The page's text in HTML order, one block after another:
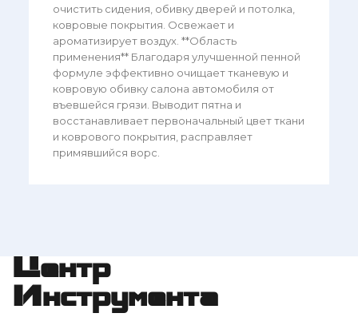
очистить сидения, обивку дверей и потолка,
ковровые покрытия. Освежает и
ароматизирует воздух. **Область
применения** Благодаря улучшенной пенной
формуле эффективно очищает тканевую и
ковровую обивку салона автомобиля от
въевшейся грязи. Выводит пятна и
восстанавливает первоначальный цвет ткани
и коврового покрытия, расправляет
примявшийся ворс.
Центр
Инструмента